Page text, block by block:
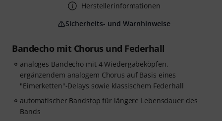
Bandecho mit Chorus und Federhall
analoges Bandecho mit 4 Wiedergabeköpfen,
ergänzendem analogem Chorus auf Basis eines
"Eimerketten"-Delays sowie klassischem Federhall
automatischer Bandstop für längere Lebensdauer des
Bands
Herstellerinformationen
Sicherheits- und Warnhinweise